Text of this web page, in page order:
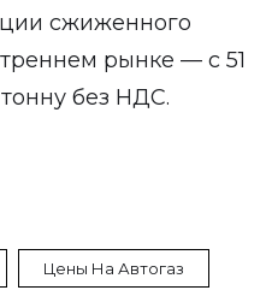
сжиженного
рынке — с 51
без НДС.
Цены На Автогаз